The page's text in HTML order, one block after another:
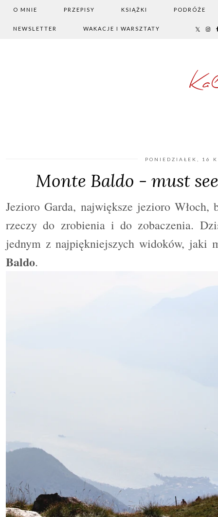
O MNIE PRZEPISY KSIĄŻKI PODRÓŻE
NEWSLETTER WAKACJE I WARSZTATY
PONIEDZIAŁEK, 16
Monte Baldo - must
Jezioro Garda, największe jezioro
rzeczy do zrobienia i do zobaczenia.
jednym z najpiękniejszych widoków, jaki
Baldo.